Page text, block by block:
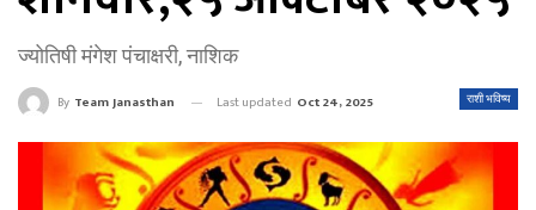
ज्योतिषी मंगेश पंचाक्षरी, नाशिक
राशी भविष्य
By Team Janasthan Last updated Oct 24, 2025